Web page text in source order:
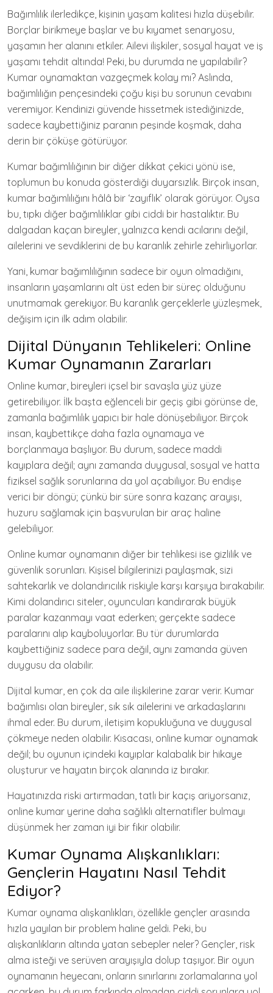
Bağımlılık ilerledikçe, kişinin yaşam kalitesi hızla düşebilir.
Borçlar birikmeye başlar ve bu kıyamet senaryosu,
yaşamın her alanını etkiler. Ailevi ilişkiler, sosyal hayat ve iş
yaşamı tehdit altında! Peki, bu durumda ne yapılabilir?
Kumar oynamaktan vazgeçmek kolay mı? Aslında,
bağımlılığın pençesindeki çoğu kişi bu sorunun cevabını
veremiyor. Kendinizi güvende hissetmek istediğinizde,
sadece kaybettiğiniz paranın peşinde koşmak, daha
derin bir çöküşe götürüyor.
Kumar bağımlılığının bir diğer dikkat çekici yönü ise,
toplumun bu konuda gösterdiği duyarsızlık. Birçok insan,
kumar bağımlılığını hâlâ bir ‘zayıflık’ olarak görüyor. Oysa
bu, tıpkı diğer bağımlılıklar gibi ciddi bir hastalıktır. Bu
dalgadan kaçan bireyler, yalnızca kendi acılarını değil,
ailelerini ve sevdiklerini de bu karanlık zehirle zehirliyorlar.
Yani, kumar bağımlılığının sadece bir oyun olmadığını,
insanların yaşamlarını alt üst eden bir süreç olduğunu
unutmamak gerekiyor. Bu karanlık gerçeklerle yüzleşmek,
değişim için ilk adım olabilir.
Dijital Dünyanın Tehlikeleri: Online
Kumar Oynamanın Zararları
Online kumar, bireyleri içsel bir savaşla yüz yüze
getirebiliyor. İlk başta eğlenceli bir geçiş gibi görünse de,
zamanla bağımlılık yapıcı bir hale dönüşebiliyor. Birçok
insan, kaybettikçe daha fazla oynamaya ve
borçlanmaya başlıyor. Bu durum, sadece maddi
kayıplara değil; aynı zamanda duygusal, sosyal ve hatta
fiziksel sağlık sorunlarına da yol açabiliyor. Bu endişe
verici bir döngü; çünkü bir süre sonra kazanç arayışı,
huzuru sağlamak için başvurulan bir araç haline
gelebiliyor.
Online kumar oynamanın diğer bir tehlikesi ise gizlilik ve
güvenlik sorunları. Kişisel bilgilerinizi paylaşmak, sizi
sahtekarlık ve dolandırıcılık riskiyle karşı karşıya bırakabilir.
Kimi dolandırıcı siteler, oyuncuları kandırarak büyük
paralar kazanmayı vaat ederken; gerçekte sadece
paralarını alıp kayboluyorlar. Bu tür durumlarda
kaybettiğiniz sadece para değil, aynı zamanda güven
duygusu da olabilir.
Dijital kumar, en çok da aile ilişkilerine zarar verir. Kumar
bağımlısı olan bireyler, sık sık ailelerini ve arkadaşlarını
ihmal eder. Bu durum, iletişim kopukluğuna ve duygusal
çökmeye neden olabilir. Kısacası, online kumar oynamak
değil; bu oyunun içindeki kayıplar kalabalık bir hikaye
oluşturur ve hayatın birçok alanında iz bırakır.
Hayatınızda riski artırmadan, tatlı bir kaçış ariyorsanız,
online kumar yerine daha sağlıklı alternatifler bulmayı
düşünmek her zaman iyi bir fikir olabilir.
Kumar Oynama Alışkanlıkları:
Gençlerin Hayatını Nasıl Tehdit
Ediyor?
Kumar oynama alışkanlıkları, özellikle gençler arasında
hızla yayılan bir problem haline geldi. Peki, bu
alışkanlıkların altında yatan sebepler neler? Gençler, risk
alma isteği ve serüven arayışıyla dolup taşıyor. Bir oyun
oynamanın heyecanı, onların sınırlarını zorlamalarına yol